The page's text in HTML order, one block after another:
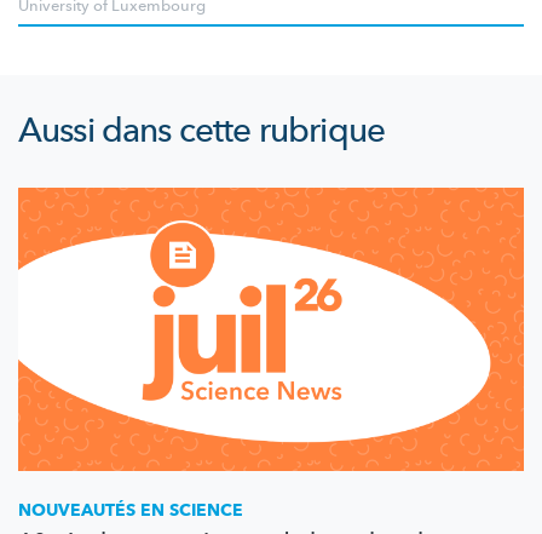
University of Luxembourg
Aussi dans cette rubrique
NOUVEAUTÉS EN SCIENCE